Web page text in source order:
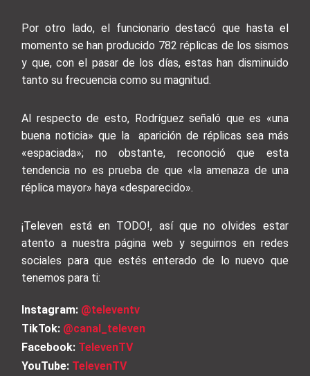
Por otro lado, el funcionario destacó que hasta el
momento se han producido 782 réplicas de los sismos
y que, con el pasar de los días, estas han disminuido
tanto su frecuencia como su magnitud.
Al respecto de esto, Rodríguez señaló que es «una
buena noticia» que la aparición de réplicas sea más
«espaciada»; no obstante, reconoció que esta
tendencia no es prueba de que «la amenaza de una
réplica mayor» haya «desparecido».
¡Televen está en TODO!, así que no olvides estar
atento a nuestra página web y seguirnos en redes
sociales para que estés enterado de lo nuevo que
tenemos para ti:
Instagram: @televentv
TikTok: @canal_televen
Facebook: TelevenTV
YouTube: TelevenTV